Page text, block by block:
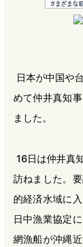
e
k
e
日本が中国や
めて仲井真知
ました。
16日は仲井真
訪ねました。
的経済水域に
日中漁業協定
網漁船が沖縄